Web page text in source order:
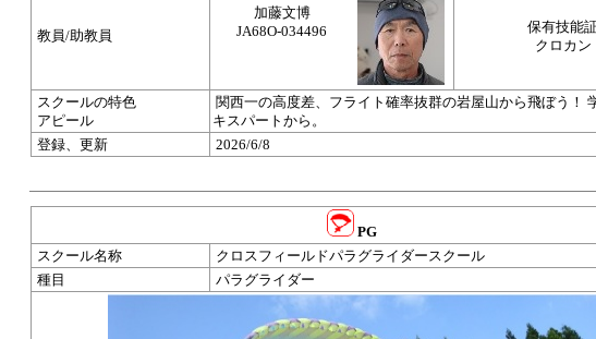
教員/助教員
加藤文博
JA68O-034496
保有技能
クロカン
スクールの特色
アピール
関西一の高度差、フライト確率抜群の岩屋山から飛ぼう！
キスパートから。
登録、更新
2026/6/8
PG
スクール名称
クロスフィールドパラグライダースクール
種目
パラグライダー